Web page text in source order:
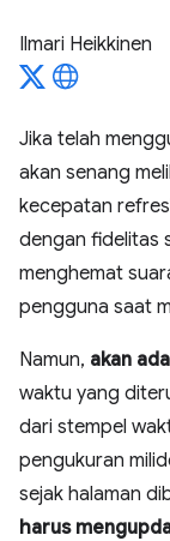
Ilmari Heikkinen
Jika telah
akan senang
kecepatan
dengan fidelitas
menghemat
pengguna saat
Namun, akan
waktu yang
dari stempel
pengukuran
sejak halaman
harus